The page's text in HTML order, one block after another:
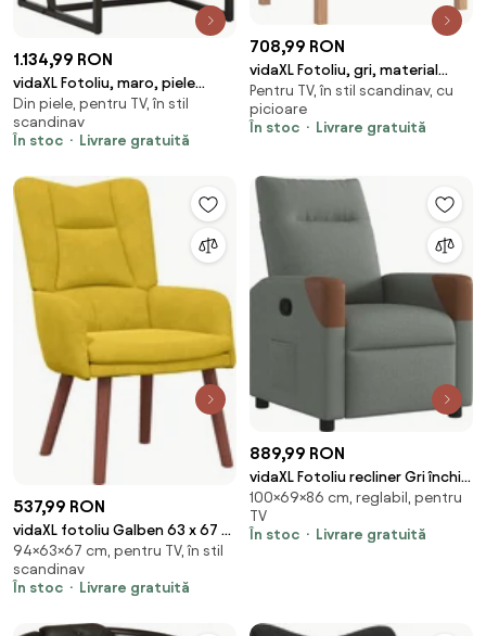
1.134,99 RON
vidaXL Fotoliu, maro, piele
naturală
Din piele, pentru TV, în stil
scandinav
În stoc
Livrare gratuită
708,99 RON
vidaXL Fotoliu, gri, material
textil
Pentru TV, în stil scandinav, cu
picioare
În stoc
Livrare gratuită
537,99 RON
vidaXL fotoliu Galben 63 x 67 x
94 cm Catifea
94×63×67 cm, pentru TV, în stil
scandinav
În stoc
Livrare gratuită
889,99 RON
vidaXL Fotoliu recliner Gri închis
69 x 86 x 100 cm țesătură
100×69×86 cm, reglabil, pentru
TV
În stoc
Livrare gratuită